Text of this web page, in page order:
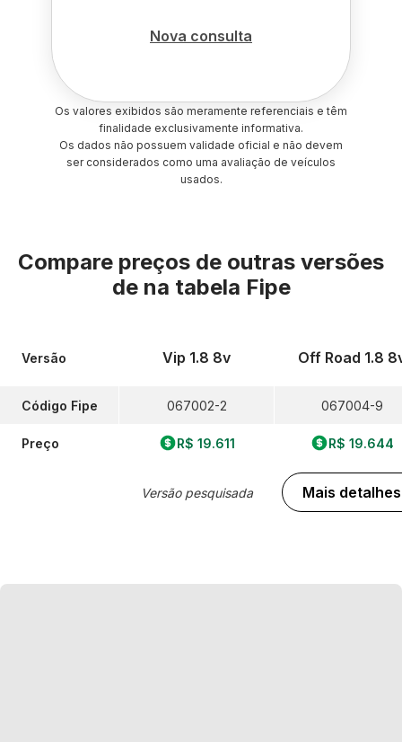
Nova consulta
Os valores exibidos são meramente referenciais e têm
finalidade exclusivamente informativa.
Os dados não possuem validade oficial e não devem
ser considerados como uma avaliação de veículos
usados.
Compare preços de outras versões
de na tabela Fipe
Versão
Código Fipe
Preço
Vip 1.8 8v
067002-2
R$ 19.611
Versão pesquisada
Off Road 1.8
067004-9
R$ 19.644
Mais detalhes